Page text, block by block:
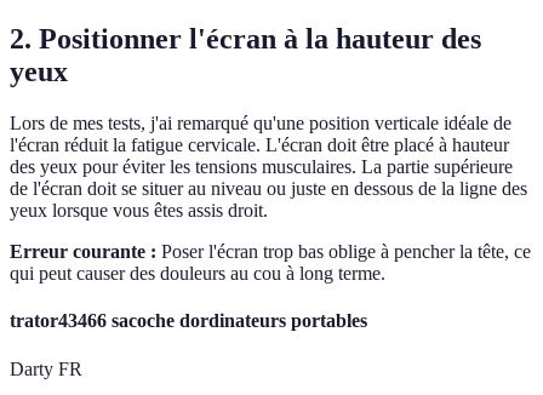
2. Positionner l'écran à la hauteur des
yeux
Lors de mes tests, j'ai remarqué qu'une position verticale idéale de
l'écran réduit la fatigue cervicale. L'écran doit être placé à hauteur
des yeux pour éviter les tensions musculaires. La partie supérieure
de l'écran doit se situer au niveau ou juste en dessous de la ligne des
yeux lorsque vous êtes assis droit.
Erreur courante : Poser l'écran trop bas oblige à pencher la tête, ce
qui peut causer des douleurs au cou à long terme.
trator43466 sacoche dordinateurs portables
Darty FR